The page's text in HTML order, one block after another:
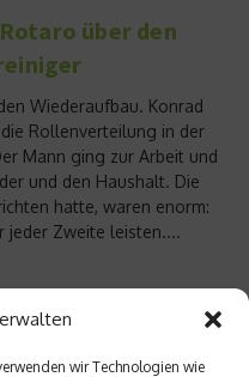
wir Technologien wie
über den
Wiederaufbau. Konrad
Rollenverteilung in der
Mann ging zur Arbeit und
und den Haushalt. Die
hatte, waren enorm:
jeder Zweite leisten....